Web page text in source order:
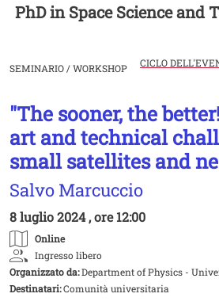
PhD in Space Science and
SEMINARIO / WORKSHOP CICLO
Image
"The sooner, the
art and technical
small satellites and
Salvo Marcuccio
8 luglio 2024 , ore 12:00
Online
Ingresso libero
Organizzato da:Department of Physics -
Destinatari:Comunità universitaria